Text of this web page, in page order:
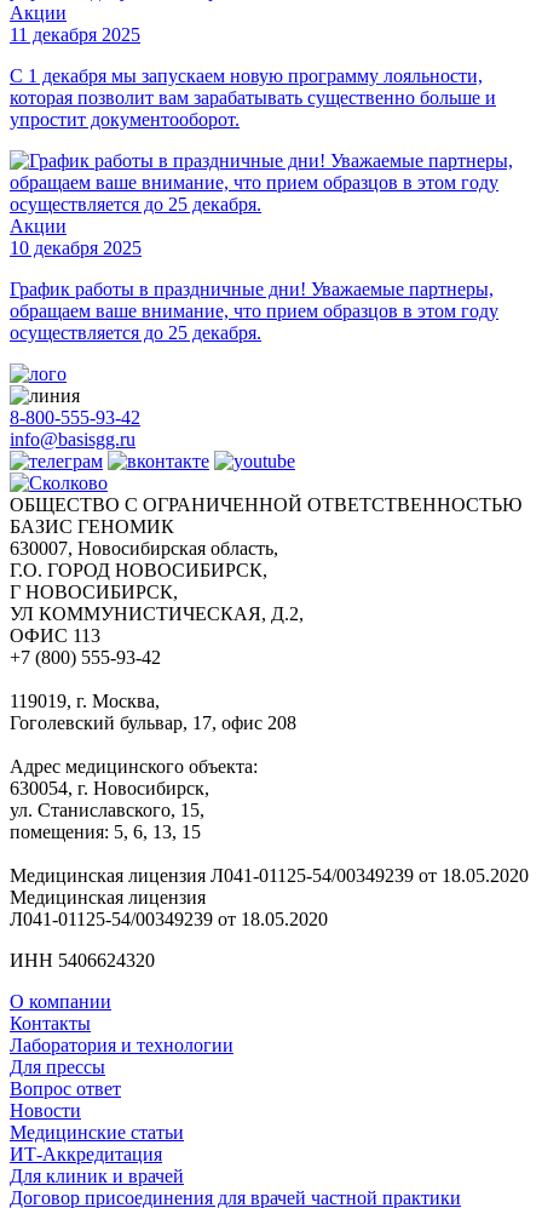
Акции
11 декабря 2025
С 1 декабря мы запускаем новую программу лояльности,
которая позволит вам зарабатывать существенно больше и
упростит документооборот.
Акции
10 декабря 2025
График работы в праздничные дни! Уважаемые партнеры,
обращаем ваше внимание, что прием образцов в этом году
осуществляется до 25 декабря.
8-800-555-93-42
info@basisgg.ru
ОБЩЕСТВО С ОГРАНИЧЕННОЙ ОТВЕТСТВЕННОСТЬЮ
БАЗИС ГЕНОМИК
630007, Новосибирская область,
Г.О. ГОРОД НОВОСИБИРСК,
Г НОВОСИБИРСК,
УЛ КОММУНИСТИЧЕСКАЯ, Д.2,
ОФИС 113
+7 (800) 555-93-42
119019, г. Москва,
Гоголевский бульвар, 17, офис 208
Адрес медицинского объекта:
630054, г. Новосибирск,
ул. Станиславского, 15,
помещения: 5, 6, 13, 15
Медицинская лицензия Л041-01125-54/00349239 от 18.05.2020
Медицинская лицензия
Л041-01125-54/00349239 от 18.05.2020
ИНН 5406624320
О компании
Контакты
Лаборатория и технологии
Для прессы
Вопрос ответ
Новости
Медицинские статьи
ИТ-Аккредитация
Для клиник и врачей
Договор присоединения для врачей частной практики